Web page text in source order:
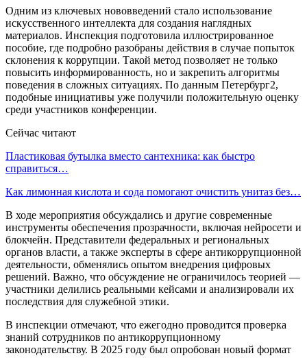
Одним из ключевых нововведений стало использование
искусственного интеллекта для создания наглядных
материалов. Инспекция подготовила иллюстрированное
пособие, где подробно разобраны действия в случае попыток
склонения к коррупции. Такой метод позволяет не только
повысить информированность, но и закрепить алгоритмы
поведения в сложных ситуациях. По данным Петербург2,
подобные инициативы уже получили положительную оценку
среди участников конференции.
Сейчас читают
Пластиковая бутылка вместо сантехника: как быстро
справиться…
Как лимонная кислота и сода помогают очистить унитаз без…
В ходе мероприятия обсуждались и другие современные
инструменты обеспечения прозрачности, включая нейросети и
блокчейн. Представители федеральных и региональных
органов власти, а также эксперты в сфере антикоррупционной
деятельности, обменялись опытом внедрения цифровых
решений. Важно, что обсуждение не ограничилось теорией —
участники делились реальными кейсами и анализировали их
последствия для служебной этики.
В инспекции отмечают, что ежегодно проводится проверка
знаний сотрудников по антикоррупционному
законодательству. В 2025 году был опробован новый формат